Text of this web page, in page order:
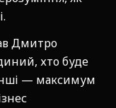
Дмитро
хто буде
— максимум